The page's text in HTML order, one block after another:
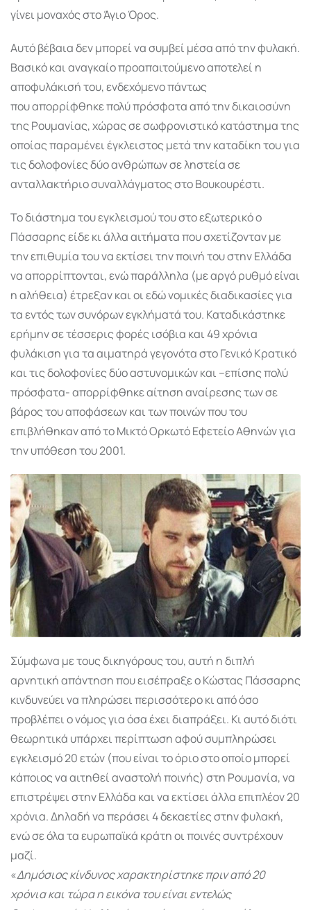
γίνει μοναχός στο Άγιο Όρος.
Αυτό βέβαια δεν μπορεί να συμβεί μέσα από την φυλακή.
Βασικό και αναγκαίο προαπαιτούμενο αποτελεί η
αποφυλάκισή του, ενδεχόμενο πάντως
που απορρίφθηκε πολύ πρόσφατα από την δικαιοσύνη
της Ρουμανίας, χώρας σε σωφρονιστικό κατάστημα της
οποίας παραμένει έγκλειστος μετά την καταδίκη του για
τις δολοφονίες δύο ανθρώπων σε ληστεία σε
ανταλλακτήριο συναλλάγματος στο Βουκουρέστι.
Το διάστημα του εγκλεισμού του στο εξωτερικό ο
Πάσσαρης είδε κι άλλα αιτήματα που σχετίζονταν με
την επιθυμία του να εκτίσει την ποινή του στην Ελλάδα
να απορρίπτονται, ενώ παράλληλα (με αργό ρυθμό είναι
η αλήθεια) έτρεξαν και οι εδώ νομικές διαδικασίες για
τα εντός των συνόρων εγκλήματά του. Καταδικάστηκε
ερήμην σε τέσσερις φορές ισόβια και 49 χρόνια
φυλάκιση για τα αιματηρά γεγονότα στο Γενικό Κρατικό
και τις δολοφονίες δύο αστυνομικών και –επίσης πολύ
πρόσφατα- απορρίφθηκε αίτηση αναίρεσης των σε
βάρος του αποφάσεων και των ποινών που του
επιβλήθηκαν από το Μικτό Ορκωτό Εφετείο Αθηνών για
την υπόθεση του 2001.
Σύμφωνα με τους δικηγόρους του, αυτή η διπλή
αρνητική απάντηση που εισέπραξε ο Κώστας Πάσσαρης
κινδυνεύει να πληρώσει περισσότερο κι από όσο
προβλέπει ο νόμος για όσα έχει διαπράξει. Κι αυτό διότι
θεωρητικά υπάρχει περίπτωση αφού συμπληρώσει
εγκλεισμό 20 ετών (που είναι το όριο στο οποίο μπορεί
κάποιος να αιτηθεί αναστολή ποινής) στη Ρουμανία, να
επιστρέψει στην Ελλάδα και να εκτίσει άλλα επιπλέον 20
χρόνια. Δηλαδή να περάσει 4 δεκαετίες στην φυλακή,
ενώ σε όλα τα ευρωπαϊκά κράτη οι ποινές συντρέχουν
μαζί.
«Δημόσιος κίνδυνος χαρακτηρίστηκε πριν από 20
χρόνια και τώρα η εικόνα του είναι εντελώς